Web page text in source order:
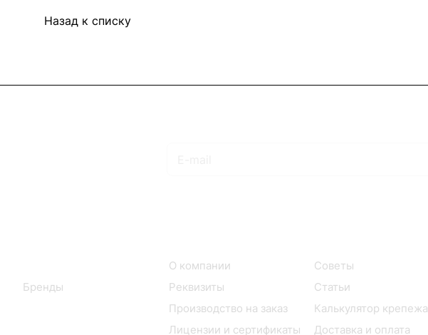
Назад к списку
Бренды
О компании
Реквизиты
Производство на заказ
Лицензии и сертификаты
Советы
Статьи
Калькулятор крепежа
Доставка и оплата